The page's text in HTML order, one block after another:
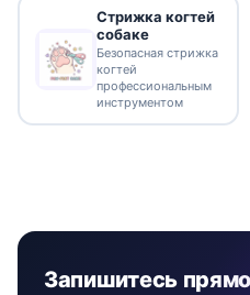
Стрижка когтей
собаке
Безопасная стрижка
когтей
профессиональным
инструментом
Запишитесь